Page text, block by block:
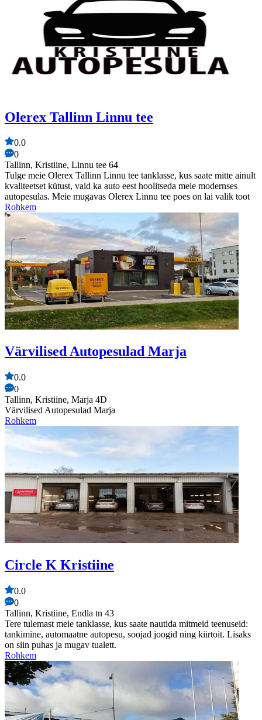
Olerex Tallinn Linnu tee
0.0
0
Tallinn, Kristiine, Linnu tee 64
Tulge meie Olerex Tallinn Linnu tee tanklasse, kus saate mitte ainult
kvaliteetset kütust, vaid ka auto eest hoolitseda meie modernses
autopesulas. Meie mugavas Olerex Linnu tee poes on lai valik toot
Rohkem
Värvilised Autopesulad Marja
0.0
0
Tallinn, Kristiine, Marja 4D
Värvilised Autopesulad Marja
Rohkem
Circle K Kristiine
0.0
0
Tallinn, Kristiine, Endla tn 43
Tere tulemast meie tanklasse, kus saate nautida mitmeid teenuseid:
tankimine, automaatne autopesu, soojad joogid ning kiirtoit. Lisaks
on siin puhas ja mugav tualett.
Rohkem